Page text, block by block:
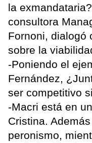
la
consultora
Fornoni, dialogó
sobre la
-Poniendo el
Fernández,
ser competitivo
-Macri está en
Cristina.
peronismo,